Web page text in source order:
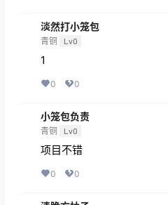
淡然打小笼包
青铜 Lv0
1
0 0
小笼包负责
青铜 Lv0
项目不错
0 0